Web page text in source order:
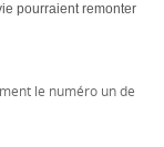
pourraient remonter
le numéro un de